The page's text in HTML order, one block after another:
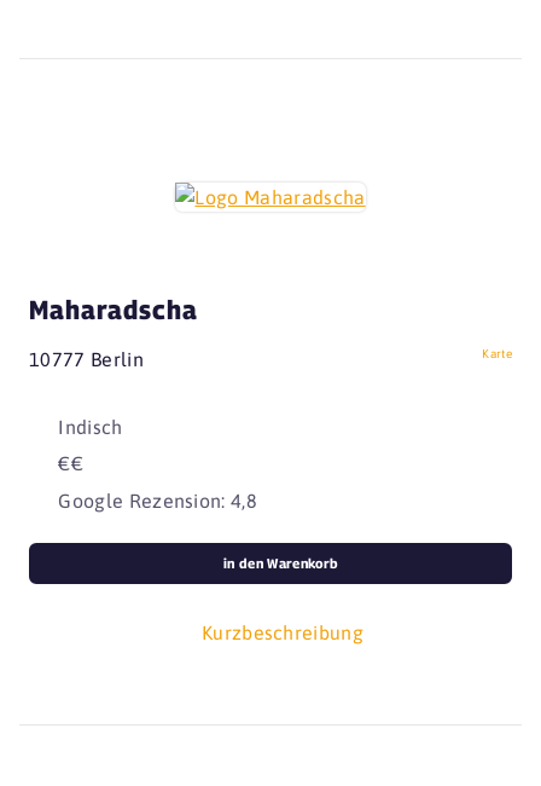
Maharadscha
10777 Berlin Karte
Indisch
€€
Google Rezension: 4,8
Kurzbeschreibung
in den Warenkorb